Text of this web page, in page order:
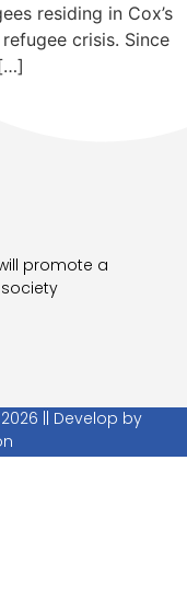
residing in Cox’s
crisis. Since
promote a
|| Develop by